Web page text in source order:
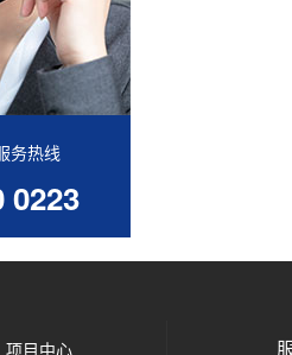
务热线
0223
项目中心